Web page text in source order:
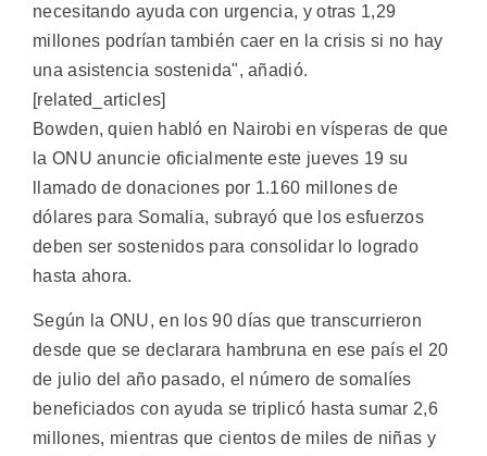
necesitando ayuda con urgencia, y otras 1,29
millones podrían también caer en la crisis si no hay
una asistencia sostenida", añadió.
[related_articles]
Bowden, quien habló en Nairobi en vísperas de que
la ONU anuncie oficialmente este jueves 19 su
llamado de donaciones por 1.160 millones de
dólares para Somalia, subrayó que los esfuerzos
deben ser sostenidos para consolidar lo logrado
hasta ahora.
Según la ONU, en los 90 días que transcurrieron
desde que se declarara hambruna en ese país el 20
de julio del año pasado, el número de somalíes
beneficiados con ayuda se triplicó hasta sumar 2,6
millones, mientras que cientos de miles de niñas y